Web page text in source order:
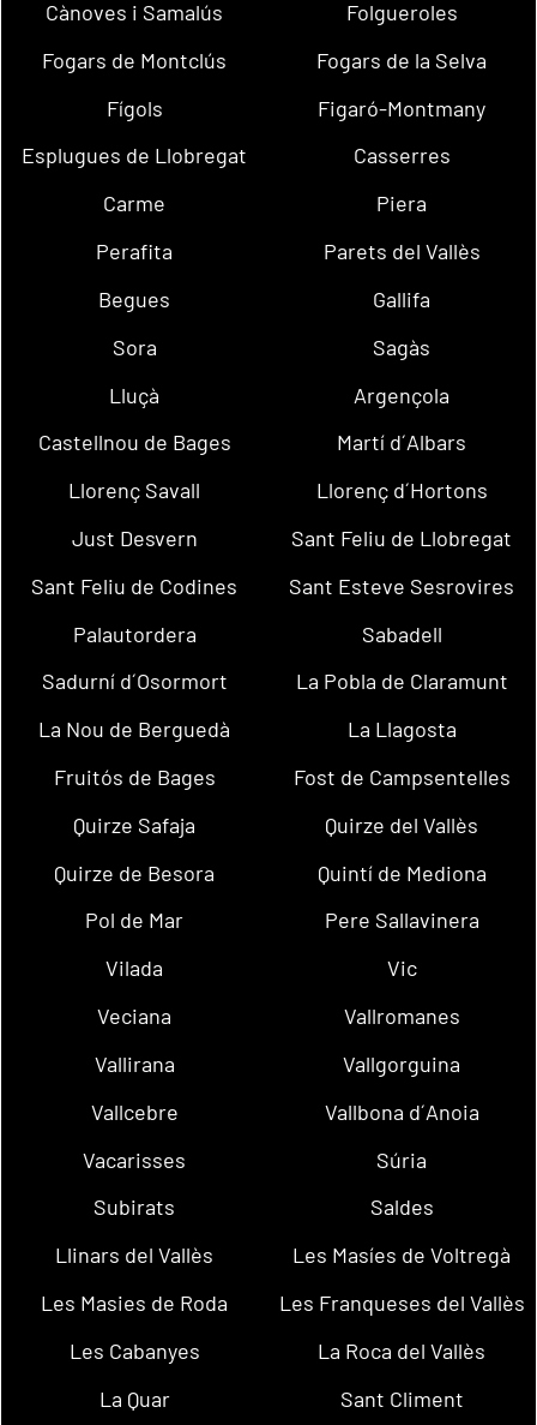
Cànoves i Samalús
Folgueroles
Fogars de Montclús
Fogars de la Selva
Fígols
Figaró-Montmany
Esplugues de Llobregat
Casserres
Carme
Piera
Perafita
Parets del Vallès
Begues
Gallifa
Sora
Sagàs
Lluçà
Argençola
Castellnou de Bages
Martí d´Albars
Llorenç Savall
Llorenç d´Hortons
Just Desvern
Sant Feliu de Llobregat
Sant Feliu de Codines
Sant Esteve Sesrovires
Palautordera
Sabadell
Sadurní d´Osormort
La Pobla de Claramunt
La Nou de Berguedà
La Llagosta
Fruitós de Bages
Fost de Campsentelles
Quirze Safaja
Quirze del Vallès
Quirze de Besora
Quintí de Mediona
Pol de Mar
Pere Sallavinera
Vilada
Vic
Veciana
Vallromanes
Vallirana
Vallgorguina
Vallcebre
Vallbona d´Anoia
Vacarisses
Súria
Subirats
Saldes
Llinars del Vallès
Les Masíes de Voltregà
Les Masies de Roda
Les Franqueses del Vallès
Les Cabanyes
La Roca del Vallès
La Quar
Sant Climent